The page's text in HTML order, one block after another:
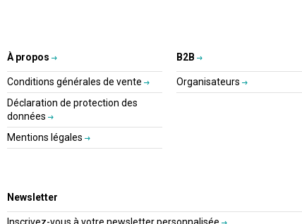
À propos
Conditions générales de vente
Déclaration de protection des
données
Mentions légales
B2B
Organisateurs
Newsletter